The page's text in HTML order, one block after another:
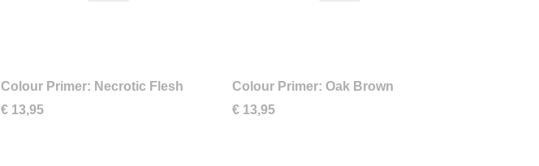
Colour Primer: Necrotic Flesh
€ 13,95
Colour Primer: Oak Brown
€ 13,95